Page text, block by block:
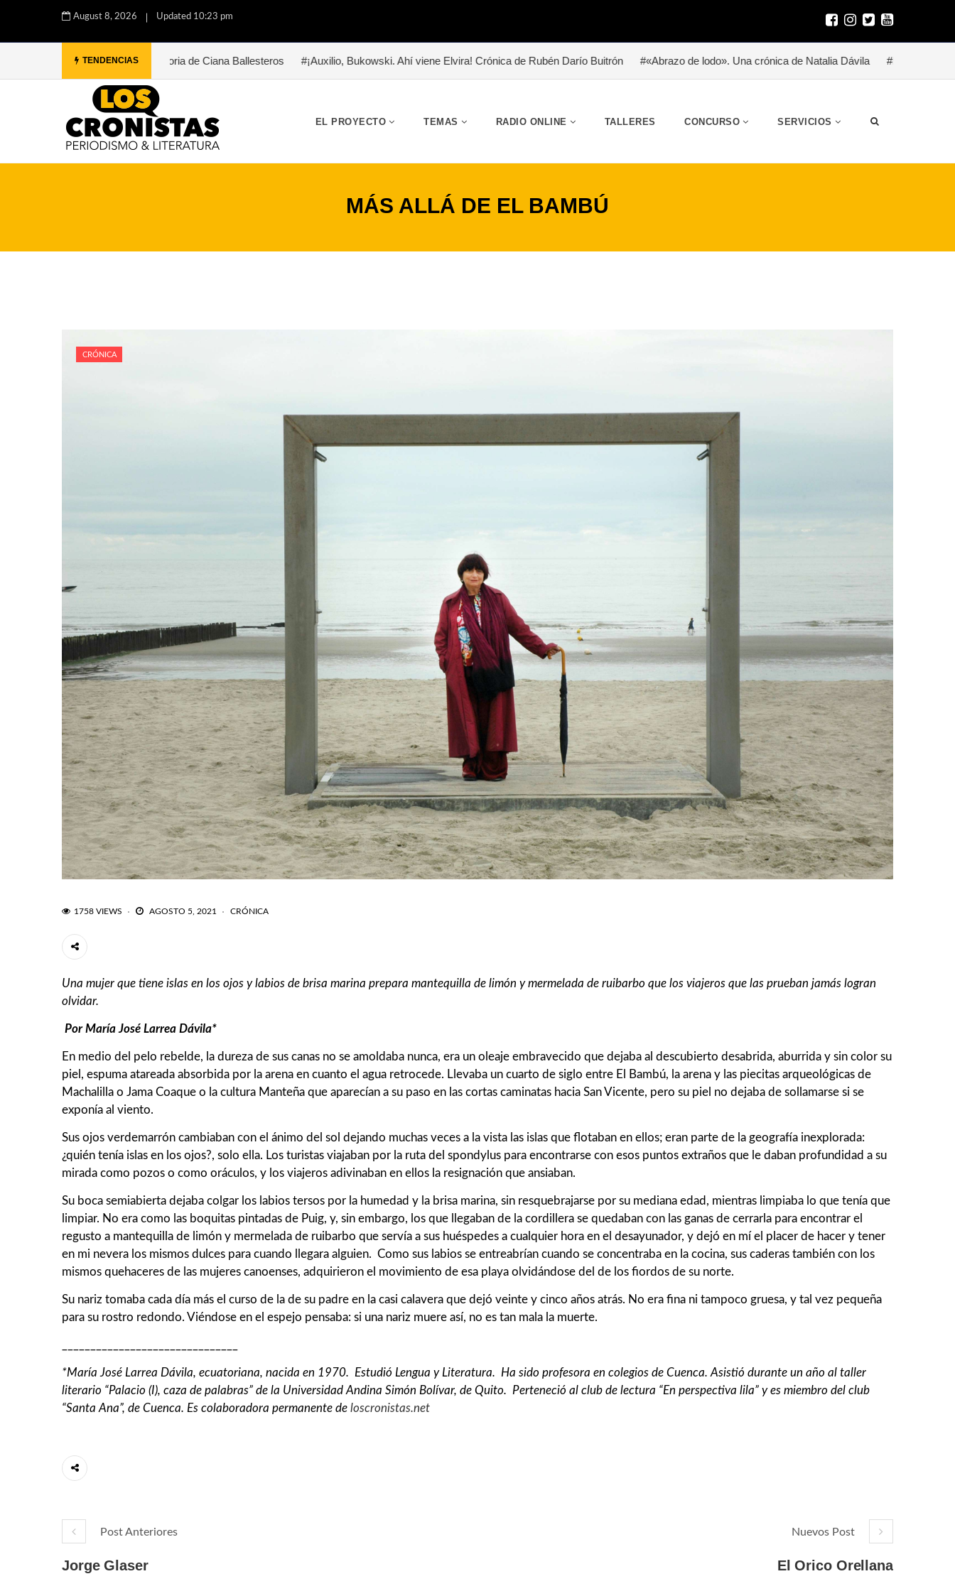
August 8, 2026 Updated 10:23 pm
TENDENCIAS
#Paula. Una historia de Ciana Ballesteros #¡Auxilio, Bukowski. Ahí viene Elvira! Crónica de Rubén Darío Buitrón #«Abrazo de lodo». Una crónica de Natalia Dávila #Besitoterapia para un
EL PROYECTO TEMAS RADIO ONLINE TALLERES CONCURSO SERVICIOS
MÁS ALLÁ DE EL BAMBÚ
CRÓNICA
1758 VIEWS AGOSTO 5, 2021 CRÓNICA
Una mujer que tiene islas en los ojos y labios de brisa marina prepara mantequilla de limón y mermelada de ruibarbo que los viajeros que las prueban jamás logran
olvidar.
Por María José Larrea Dávila*
En medio del pelo rebelde, la dureza de sus canas no se amoldaba nunca, era un oleaje embravecido que dejaba al descubierto desabrida, aburrida y sin color su
piel, espuma atareada absorbida por la arena en cuanto el agua retrocede. Llevaba un cuarto de siglo entre El Bambú, la arena y las piecitas arqueológicas de
Machalilla o Jama Coaque o la cultura Manteña que aparecían a su paso en las cortas caminatas hacia San Vicente, pero su piel no dejaba de sollamarse si se
exponía al viento.
Sus ojos verdemarrón cambiaban con el ánimo del sol dejando muchas veces a la vista las islas que flotaban en ellos; eran parte de la geografía inexplorada:
¿quién tenía islas en los ojos?, solo ella. Los turistas viajaban por la ruta del spondylus para encontrarse con esos puntos extraños que le daban profundidad a su
mirada como pozos o como oráculos, y los viajeros adivinaban en ellos la resignación que ansiaban.
Su boca semiabierta dejaba colgar los labios tersos por la humedad y la brisa marina, sin resquebrajarse por su mediana edad, mientras limpiaba lo que tenía que
limpiar. No era como las boquitas pintadas de Puig, y, sin embargo, los que llegaban de la cordillera se quedaban con las ganas de cerrarla para encontrar el
regusto a mantequilla de limón y mermelada de ruibarbo que servía a sus huéspedes a cualquier hora en el desayunador, y dejó en mí el placer de hacer y tener
en mi nevera los mismos dulces para cuando llegara alguien. Como sus labios se entreabrían cuando se concentraba en la cocina, sus caderas también con los
mismos quehaceres de las mujeres canoenses, adquirieron el movimiento de esa playa olvidándose del de los fiordos de su norte.
Su nariz tomaba cada día más el curso de la de su padre en la casi calavera que dejó veinte y cinco años atrás. No era fina ni tampoco gruesa, y tal vez pequeña
para su rostro redondo. Viéndose en el espejo pensaba: si una nariz muere así, no es tan mala la muerte.
*María José Larrea Dávila, ecuatoriana, nacida en 1970. Estudió Lengua y Literatura. Ha sido profesora en colegios de Cuenca. Asistió durante un año al taller
literario “Palacio (I), caza de palabras” de la Universidad Andina Simón Bolívar, de Quito. Perteneció al club de lectura “En perspectiva lila” y es miembro del club
“Santa Ana”, de Cuenca. Es colaboradora permanente de loscronistas.net
Post Anteriores
Jorge Glaser
Nuevos Post
El Orico Orellana